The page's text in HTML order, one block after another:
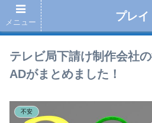
テレビ局下請け制作会社
ADがまとめました！
不安
メニュー プレイ